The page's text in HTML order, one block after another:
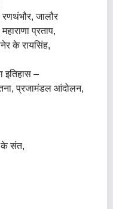
जालौर
प्रताप,
के रायसिंह,
इतिहास –
प्रजामंडल आंदोलन,
के संत,